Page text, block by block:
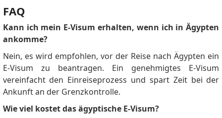
FAQ
Kann ich mein E-Visum erhalten, wenn ich in Ägypten
ankomme?
Nein, es wird empfohlen, vor der Reise nach Ägypten ein
E-Visum zu beantragen. Ein genehmigtes E-Visum
vereinfacht den Einreiseprozess und spart Zeit bei der
Ankunft an der Grenzkontrolle.
Wie viel kostet das ägyptische E-Visum?